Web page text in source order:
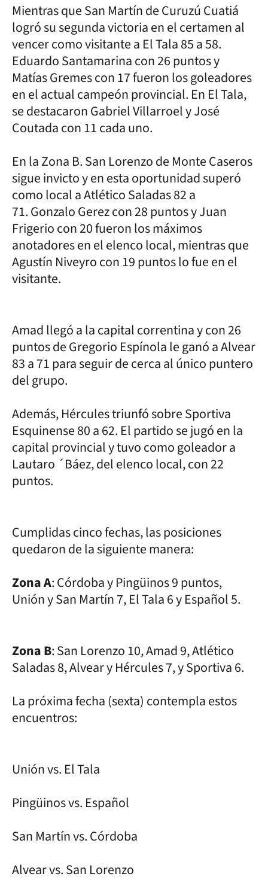
Mientras que San Martín de Curuzú Cuatiá
logró su segunda victoria en el certamen al
vencer como visitante a El Tala 85 a 58.
Eduardo Santamarina con 26 puntos y
Matías Gremes con 17 fueron los goleadores
en el actual campeón provincial. En El Tala,
se destacaron Gabriel Villarroel y José
Coutada con 11 cada uno.
En la Zona B. San Lorenzo de Monte Caseros
sigue invicto y en esta oportunidad superó
como local a Atlético Saladas 82 a
71. Gonzalo Gerez con 28 puntos y Juan
Frigerio con 20 fueron los máximos
anotadores en el elenco local, mientras que
Agustín Niveyro con 19 puntos lo fue en el
visitante.
Amad llegó a la capital correntina y con 26
puntos de Gregorio Espínola le ganó a Alvear
83 a 71 para seguir de cerca al único puntero
del grupo.
Además, Hércules triunfó sobre Sportiva
Esquinense 80 a 62. El partido se jugó en la
capital provincial y tuvo como goleador a
Lautaro ´Báez, del elenco local, con 22
puntos.
Cumplidas cinco fechas, las posiciones
quedaron de la siguiente manera:
Zona A: Córdoba y Pingüinos 9 puntos,
Unión y San Martín 7, El Tala 6 y Español 5.
Zona B: San Lorenzo 10, Amad 9, Atlético
Saladas 8, Alvear y Hércules 7, y Sportiva 6.
La próxima fecha (sexta) contempla estos
encuentros:
Unión vs. El Tala
Pingüinos vs. Español
San Martín vs. Córdoba
Alvear vs. San Lorenzo